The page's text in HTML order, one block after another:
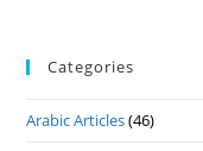
Categories
Arabic Articles(46)